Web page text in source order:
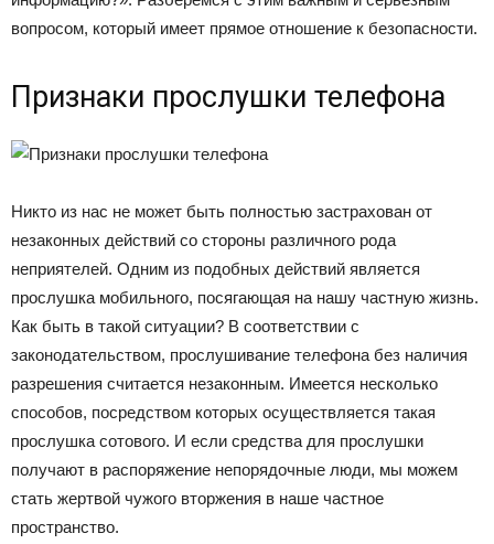
вопросом, который имеет прямое отношение к безопасности.
Признаки прослушки телефона
Никто из нас не может быть полностью застрахован от
незаконных действий со стороны различного рода
неприятелей. Одним из подобных действий является
прослушка мобильного, посягающая на нашу частную жизнь.
Как быть в такой ситуации? В соответствии с
законодательством, прослушивание телефона без наличия
разрешения считается незаконным. Имеется несколько
способов, посредством которых осуществляется такая
прослушка сотового. И если средства для прослушки
получают в распоряжение непорядочные люди, мы можем
стать жертвой чужого вторжения в наше частное
пространство.